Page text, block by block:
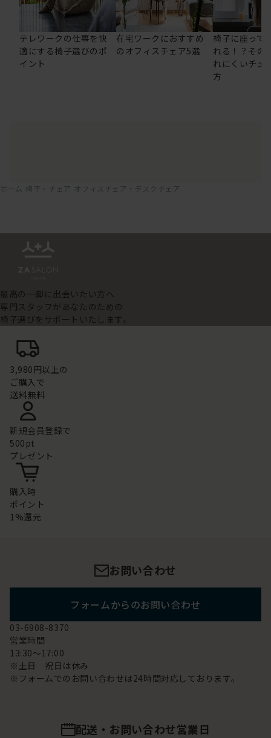
テレワークの仕事を快
適にする椅子選びのポ
イント
在宅ワークにおすすめ
のオフィスチェア5選
椅子に座って
れる！？その
れにくいチェ
方
ホーム 椅子・チェア オフィスチェア・デスクチェア
最高の一脚に出会いたい方へ
専門スタッフがあなたのための
椅子選びをサポートいたします。
3,980円以上の
ご購入で
送料無料
新規会員登録で
500pt
プレゼント
購入時
ポイント
1%還元
お問い合わせ
フォームからのお問い合わせ
03-6908-8370
営業時間
13:30～17:00
※土日 祝日は休み
※フォームでのお問い合わせは24時間対応しております。
配送・お問い合わせ営業日